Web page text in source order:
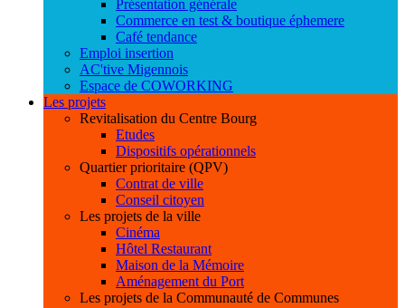
Présentation générale
Commerce en test & boutique éphemere
Café tendance
Emploi insertion
AC'tive Migennois
Espace de COWORKING
Les projets
Revitalisation du Centre Bourg
Etudes
Dispositifs opérationnels
Quartier prioritaire (QPV)
Contrat de ville
Conseil citoyen
Les projets de la ville
Cinéma
Hôtel Restaurant
Maison de la Mémoire
Aménagement du Port
Les projets de la Communauté de Communes